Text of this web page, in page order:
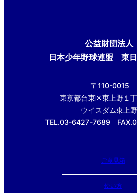
公益財団法人
日本少年野球連盟 東
〒110-0015
東京都台東区東上野１
ウイスダム東上
TEL.03-6427-7689
ご意見箱
使い方